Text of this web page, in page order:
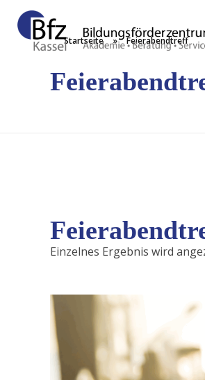
Startseite » Feierabendtreff
Einzelnes Ergebnis wird